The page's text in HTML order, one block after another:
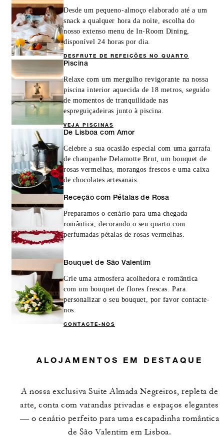
MAIS DETALHES
Desde um pequeno‑almoço elaborado até a um
snack a qualquer hora da noite, escolha do
nosso extenso menu de In‑Room Dining,
disponível 24 horas por dia.
DESFRUTE DE REFEIÇÕES NO QUARTO
Piscina
Relaxe com um mergulho revigorante na nossa
piscina interior aquecida de 18 metros, seguido
de momentos de tranquilidade nas
espreguiçadeiras junto à piscina.
VEJA PISCINAS
De Lisboa com Amor
Celebre a sua ocasião especial com uma garrafa
de champanhe Delamotte Brut, um bouquet de
rosas vermelhas, morangos frescos e uma caixa
de chocolates artesanais.
Receção com Pétalas de Rosa
Preparamos o cenário para uma chegada
romântica, decorando o seu quarto com
perfumadas pétalas de rosas vermelhas.
Bouquet de São Valentim
Crie uma atmosfera acolhedora e romântica
com um bouquet de flores frescas. Para
personalizar o seu bouquet, por favor contacte-
nos.
CONTACTE-NOS
ALOJAMENTOS EM DESTAQUE
A nossa exclusiva Suite Almada Negreiros, repleta de
arte, conta com varandas privadas e espaços elegantes
— o cenário perfeito para uma escapadinha romântica
de São Valentim em Lisboa.